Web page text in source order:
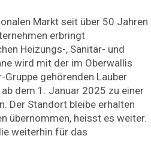
Markt seit über 50 Jahren
erbringt
Heizungs-, Sanitär- und
wird mit der im Oberwallis
gehörenden Lauber
dem 1. Januar 2025 zu einer
Der Standort bleibe erhalten
übernommen, heisst es weiter.
weiterhin für das